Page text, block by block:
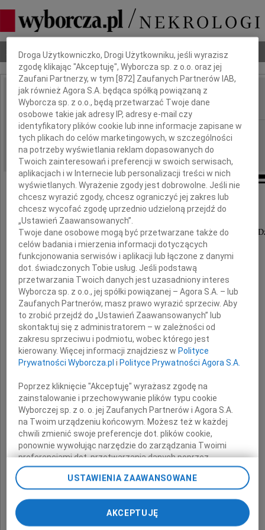
Nekrologi Odeszli Poradnik pogrzebowy
IMIĘ I NAZWISKO: Ryszard Mierzwa
REGION: Warszawa
DATA EMISJI: 19.03.2010
W dniu 16 marca 2010 roku
zmarł w wieku 64 lat nasz najukochańszy Mąż, Tata i
Ryszard Mierzwa
Kochał życie i nas.
Zawsze pełen radości i optymizmu.
Będziesz zawsze w naszych sercach
żona, córki, zięciowie i wnuki
Nabożeństwo żałobne odprawione zostanie
Dbamy o Twoją prywatność
Droga Użytkowniczko, Drogi Użytkowniku, jeśli wyrazisz
zgodę klikając "Akceptuję", Wyborcza sp. z o.o. oraz jej
Zaufani Partnerzy, w tym [872] Zaufanych Partnerów IAB,
jak również Agora S.A. będąca spółką powiązaną z
Wyborcza sp. z o.o., będą przetwarzać Twoje dane
osobowe takie jak adresy IP, adresy e-mail czy
identyfikatory plików cookie lub inne informacje zapisane w
tych plikach do celów marketingowych, w szczególności
na potrzeby wyświetlania reklam dopasowanych do
Twoich zainteresowań i preferencji w swoich serwisach,
aplikacjach i w Internecie lub personalizacji treści w nich
wyświetlanych. Wyrażenie zgody jest dobrowolne. Jeśli nie
chcesz wyrazić zgody, chcesz ograniczyć jej zakres lub
chcesz wycofać zgodę uprzednio udzieloną przejdź do
„Ustawień Zaawansowanych”.
Twoje dane osobowe mogą być przetwarzane także do
celów badania i mierzenia informacji dotyczących
funkcjonowania serwisów i aplikacji lub łączone z danymi
dot. świadczonych Tobie usług. Jeśli podstawą
przetwarzania Twoich danych jest uzasadniony interes
Wyborcza sp. z o.o., jej spółki powiązanej – Agora S.A. – lub
Zaufanych Partnerów, masz prawo wyrazić sprzeciw. Aby
to zrobić przejdź do „Ustawień Zaawansowanych” lub
skontaktuj się z administratorem – w zależności od
zakresu sprzeciwu i podmiotu, wobec którego jest
kierowany. Więcej informacji znajdziesz wPolityce
Prywatności Wyborcza.pl iPolityce Prywatności Agora S.A.
Poprzez kliknięcie "Akceptuję" wyrażasz zgodę na
zainstalowanie i przechowywanie plików typu cookie
Wyborczej sp. z o. o. jej Zaufanych Partnerów i Agora S.A.
na Twoim urządzeniu końcowym. Możesz też w każdej
chwili zmienić swoje preferencje dot. plików cookie,
ponownie wywołując narzędzie do zarządzania Twoimi
preferencjami dot. przetwarzania danych poprzez
odnośnik „Ustawienia prywatności” w stopce serwisu i
przechodząc do sekcji „Ustawienia zaawansowane”.
Zmiana ustawień plików cookie możliwa jest także za
pomocą ustawień przeglądarki.
My, nasi Zaufani Partnerzy i Agora S.A. możemy
USTAWIENIA ZAAWANSOWANE
AKCEPTUJĘ